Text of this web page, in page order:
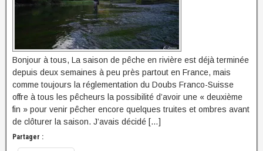
Bonjour à tous, La saison de pêche en rivière est déjà terminée
depuis deux semaines à peu près partout en France, mais
comme toujours la réglementation du Doubs Franco-Suisse
offre à tous les pêcheurs la possibilité d’avoir une « deuxième
fin » pour venir pêcher encore quelques truites et ombres avant
de clôturer la saison. J’avais décidé […]
Partager :